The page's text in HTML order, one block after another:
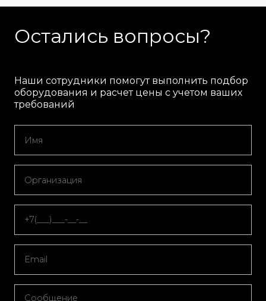
Остались вопросы?
Наши сотрудники помогут выполнить подбор
оборудования и расчет цены с учетом ваших
требований